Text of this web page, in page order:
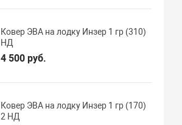
Ковер ЭВА на лодку Инзер 1 гр (310)
НД
4 500 руб.
Ковер ЭВА на лодку Инзер 1 гр (170)
2 НД